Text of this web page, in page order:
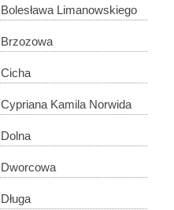
Bolesława Limanowskiego
Brzozowa
Cicha
Cypriana Kamila Norwida
Dolna
Dworcowa
Długa